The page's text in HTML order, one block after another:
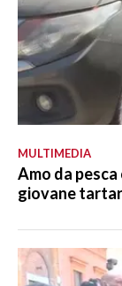
MULTIMEDIA
Amo da
giovane